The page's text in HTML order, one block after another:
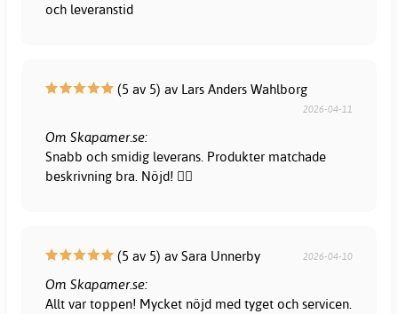
och leveranstid
(5 av 5) av Lars Anders Wahlborg
2026-04-11
Om Skapamer.se:
Snabb och smidig leverans. Produkter matchade
beskrivning bra. Nöjd! 👍🏻
(5 av 5) av Sara Unnerby 2026-04-10
Om Skapamer.se:
Allt var toppen! Mycket nöjd med tyget och servicen.